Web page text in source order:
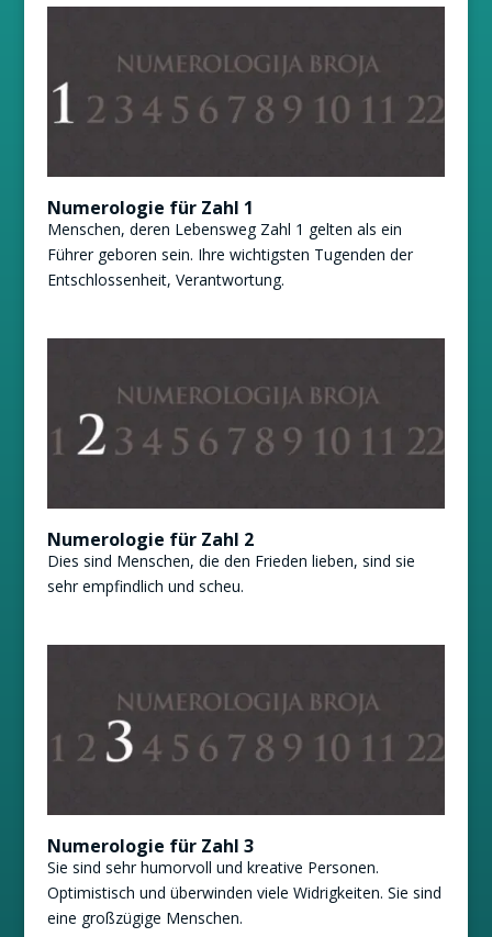
Numerologie für Zahl 1
Menschen, deren Lebensweg Zahl 1 gelten als ein
Führer geboren sein. Ihre wichtigsten Tugenden der
Entschlossenheit, Verantwortung.
Numerologie für Zahl 2
Dies sind Menschen, die den Frieden lieben, sind sie
sehr empfindlich und scheu.
Numerologie für Zahl 3
Sie sind sehr humorvoll und kreative Personen.
Optimistisch und überwinden viele Widrigkeiten. Sie sind
eine großzügige Menschen.